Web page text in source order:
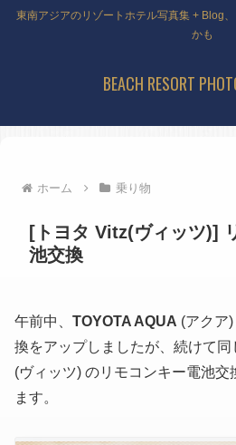
東南アジアのリゾートホテル写真集 + Blog
かも
BEACH RESORT
ホーム 乗り物
[トヨタ Vitz(ヴィッツ)]
池交換
午前中、 TOYOTA AQUA (アクア
換をアップしましたが、続けて
(ヴィッツ) のリモコンキー電池交
ます。